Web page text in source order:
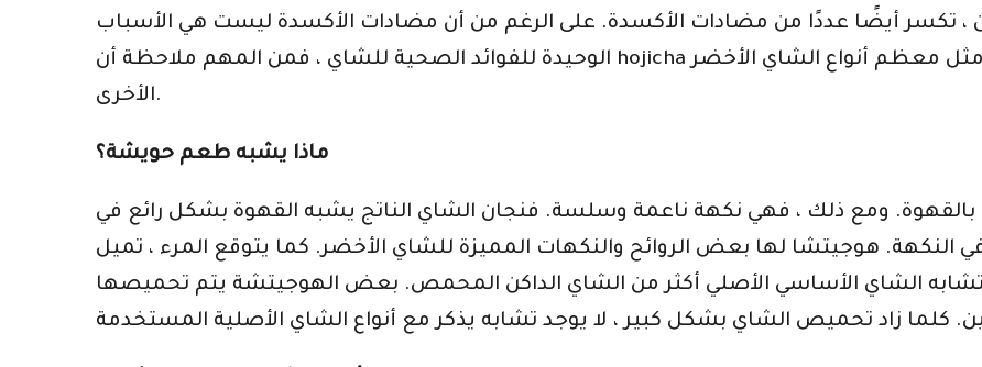
، تكسر أيضًا عددًا من مضادات الأكسدة. على الرغم من أن مضادات الأكسدة ليست هي الأسباب
الوحيدة للفوائد الصحية للشاي ، فمن المهم ملاحظة أن hojicha لا تقدم نفس الكمية من مضادات الأكسدة مثل معظم أنواع الشاي الأخضر
الأخرى.
ماذا يشبه طعم حويشة؟
بالقهوة. ومع ذلك ، فهي نكهة ناعمة وسلسة. فنجان الشاي الناتج يشبه القهوة بشكل رائع في
النكهة. هوجيتشا لها بعض الروائح والنكهات المميزة للشاي الأخضر. كما يتوقع المرء ، تميل
الشاي الأساسي الأصلي أكثر من الشاي الداكن المحمص. بعض الهوجيتشة يتم تحميصها